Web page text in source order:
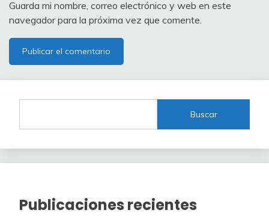
Guarda mi nombre, correo electrónico y web en este
navegador para la próxima vez que comente.
Buscar
Publicaciones recientes